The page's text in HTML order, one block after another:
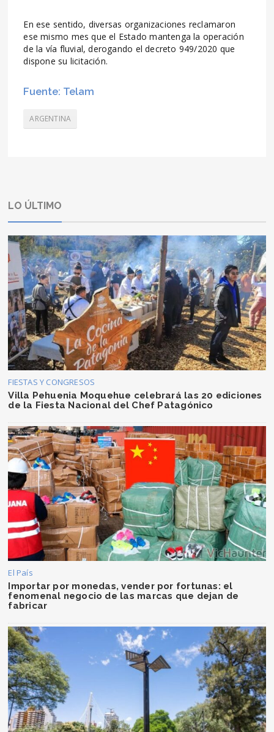
En ese sentido, diversas organizaciones reclamaron
ese mismo mes que el Estado mantenga la operación
de la vía fluvial, derogando el decreto 949/2020 que
dispone su licitación.
Fuente: Telam
ARGENTINA
LO ÚLTIMO
FIESTAS Y CONGRESOS
Villa Pehuenia Moquehue celebrará las 20 ediciones
de la Fiesta Nacional del Chef Patagónico
El País
Importar por monedas, vender por fortunas: el
fenomenal negocio de las marcas que dejan de
fabricar